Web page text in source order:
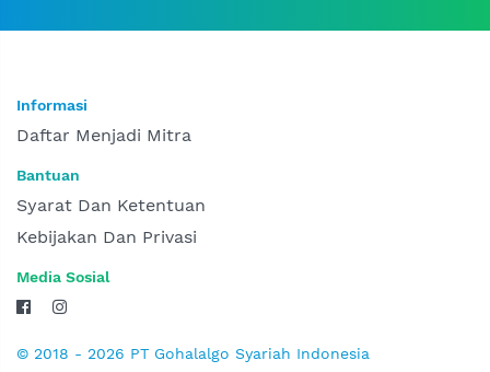
Informasi
Daftar Menjadi Mitra
Bantuan
Syarat Dan Ketentuan
Kebijakan Dan Privasi
Media Sosial
© 2018 - 2026 PT Gohalalgo Syariah Indonesia